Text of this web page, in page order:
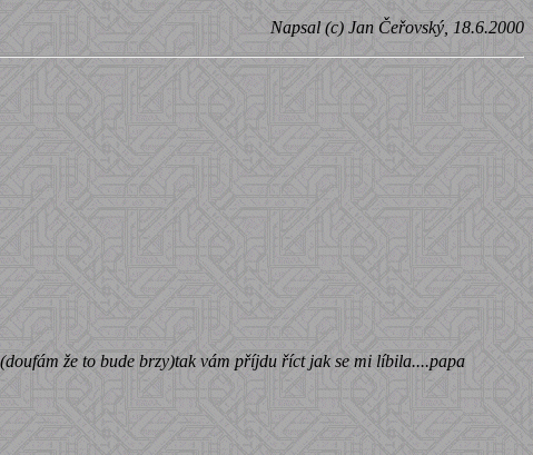
Napsal (c) Jan Čeřovský, 18.6.2000
že to bude brzy)tak vám příjdu říct jak se mi líbila....papa